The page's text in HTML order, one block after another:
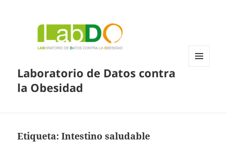
Laboratorio de Datos contra
la Obesidad
Etiqueta:Intestino saludable